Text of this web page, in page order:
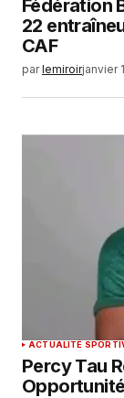
Fédération
22
CAF
par lemiroirjanvier
ACTUALITÉ
Percy Tau